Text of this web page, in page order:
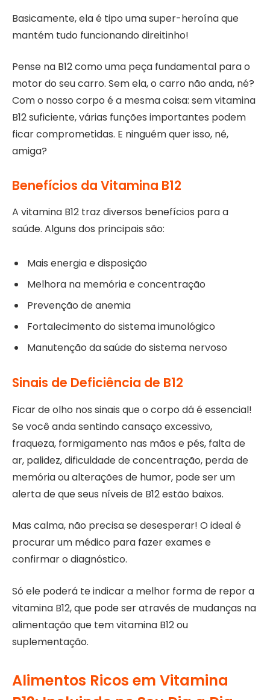
Basicamente, ela é tipo uma super-heroína que
mantém tudo funcionando direitinho!
Pense na B12 como uma peça fundamental para o
motor do seu carro. Sem ela, o carro não anda, né?
Com o nosso corpo é a mesma coisa: sem vitamina
B12 suficiente, várias funções importantes podem
ficar comprometidas. E ninguém quer isso, né,
amiga?
Benefícios da Vitamina B12
A vitamina B12 traz diversos benefícios para a
saúde. Alguns dos principais são:
Mais energia e disposição
Melhora na memória e concentração
Prevenção de anemia
Fortalecimento do sistema imunológico
Manutenção da saúde do sistema nervoso
Sinais de Deficiência de B12
Ficar de olho nos sinais que o corpo dá é essencial!
Se você anda sentindo cansaço excessivo,
fraqueza, formigamento nas mãos e pés, falta de
ar, palidez, dificuldade de concentração, perda de
memória ou alterações de humor, pode ser um
alerta de que seus níveis de B12 estão baixos.
Mas calma, não precisa se desesperar! O ideal é
procurar um médico para fazer exames e
confirmar o diagnóstico.
Só ele poderá te indicar a melhor forma de repor a
vitamina B12, que pode ser através de mudanças na
alimentação que tem vitamina B12 ou
suplementação.
Alimentos Ricos em Vitamina